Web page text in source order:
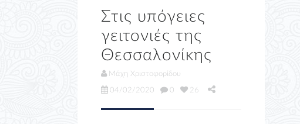
Στις υπόγειες
γειτονιές της
Θεσσαλονίκης
Μάχη Χριστοφορίδου
04/02/2020
0 26